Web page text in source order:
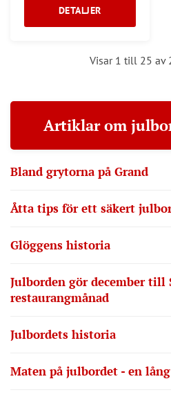
DETALJER
Visar 1 till 25 av
Artiklar om
Bland grytorna på Grand
Åtta tips för ett säkert
Glöggens historia
Julborden gör december till
restaurangmånad
Julbordets historia
Maten på julbordet - en